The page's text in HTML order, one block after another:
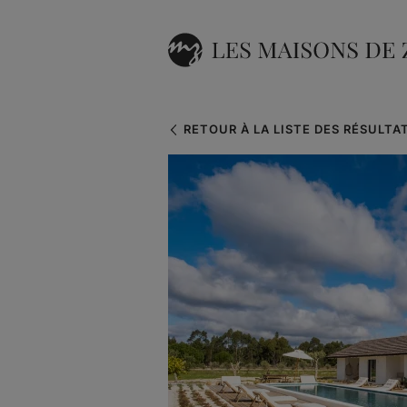
RETOUR À LA LISTE DES